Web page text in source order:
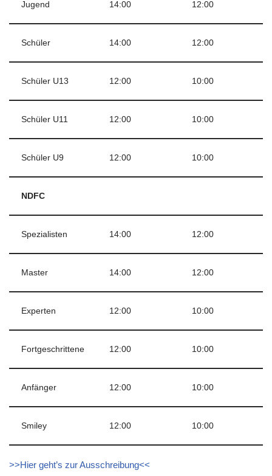
Jugend 14:00 12:00
Schüler 14:00 12:00
Schüler U13 12:00 10:00
Schüler U11 12:00 10:00
Schüler U9 12:00 10:00
NDFC
Spezialisten 14:00 12:00
Master 14:00 12:00
Experten 12:00 10:00
Fortgeschrittene 12:00 10:00
Anfänger 12:00 10:00
Smiley 12:00 10:00
>>Hier geht’s zur Ausschreibung<<